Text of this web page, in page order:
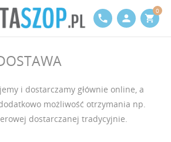
phone person shopping_cart
0
i dostarczamy głównie online, a
możliwość otrzymania np.
dostarczanej tradycyjnie.